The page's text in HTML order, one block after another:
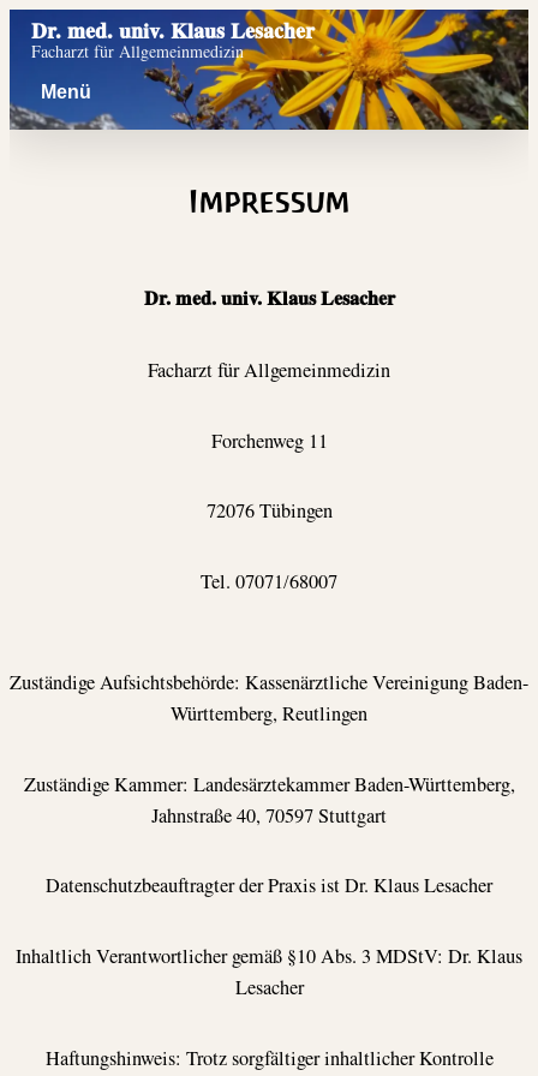
Zum
Inhalt
springen
Dr. med. univ. Klaus Lesacher
Facharzt für Allgemeinmedizin
Impressum
Dr. med. univ. Klaus Lesacher
Facharzt für Allgemeinmedizin
Forchenweg 11
72076 Tübingen
Tel. 07071/68007
Zuständige Aufsichtsbehörde: Kassenärztliche Vereinigung Baden-
Württemberg, Reutlingen
Zuständige Kammer: Landesärztekammer Baden-Württemberg,
Jahnstraße 40, 70597 Stuttgart
Datenschutzbeauftragter der Praxis ist Dr. Klaus Lesacher
Inhaltlich Verantwortlicher gemäß §10 Abs. 3 MDStV: Dr. Klaus
Lesacher
Haftungshinweis: Trotz sorgfältiger inhaltlicher Kontrolle